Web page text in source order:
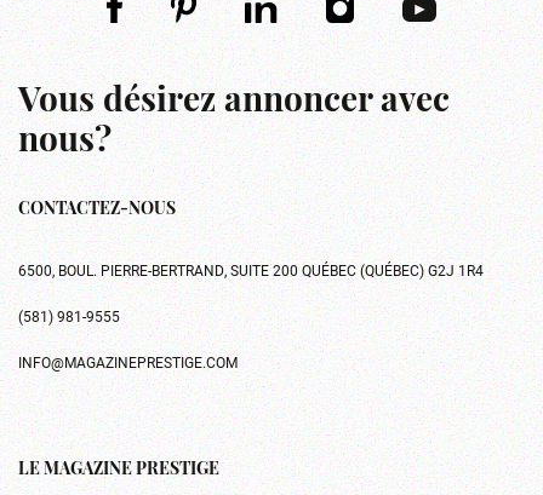
Vous désirez annoncer avec
nous?
CONTACTEZ-NOUS
6500, BOUL. PIERRE-BERTRAND, SUITE 200 QUÉBEC (QUÉBEC) G2J 1R4
(581) 981-9555
INFO@MAGAZINEPRESTIGE.COM
LE MAGAZINE PRESTIGE